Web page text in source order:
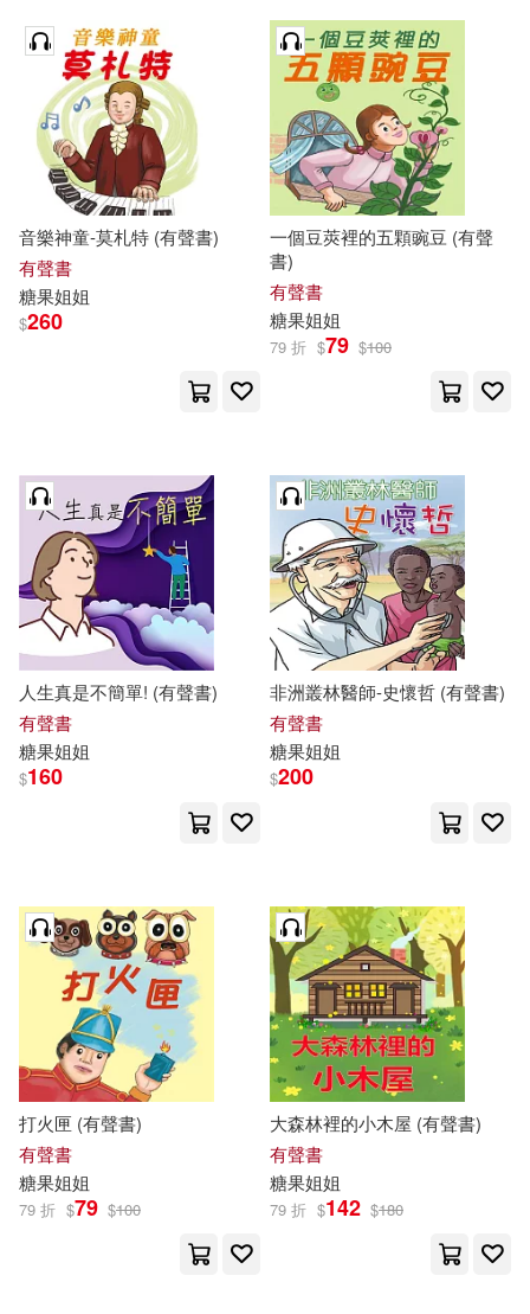
音樂神童-莫札特 (有聲書)
有聲書
糖果姐姐
$260
一個豆莢裡的五顆豌豆 (有聲
書)
有聲書
糖果姐姐
79 折 $79 $100
人生真是不簡單! (有聲書)
有聲書
糖果姐姐
$160
非洲叢林醫師-史懷哲 (有聲書)
有聲書
糖果姐姐
$200
打火匣 (有聲書)
有聲書
糖果姐姐
79 折 $79 $100
大森林裡的小木屋 (有聲書)
有聲書
糖果姐姐
79 折 $142 $180